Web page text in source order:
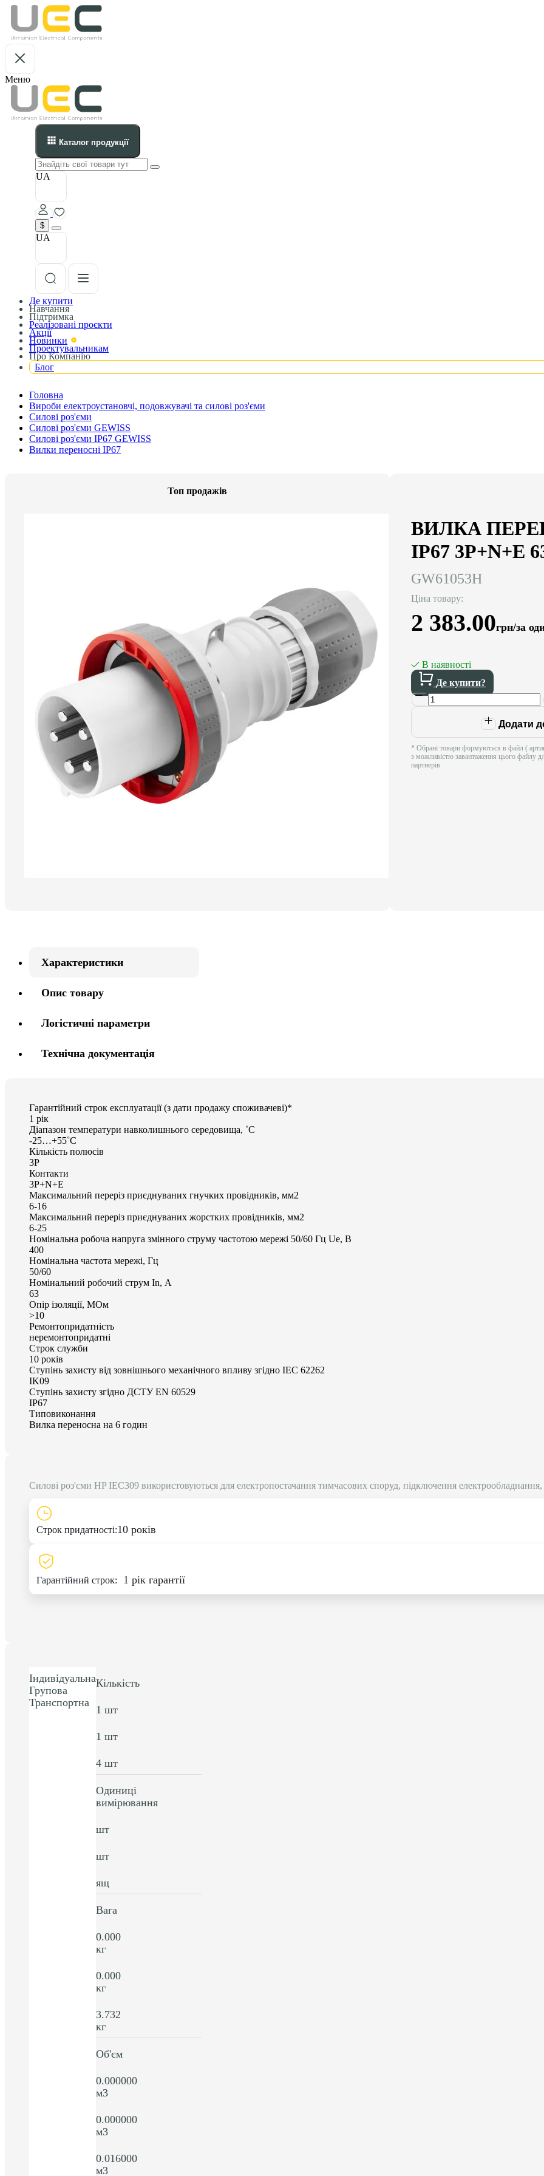
Меню
Каталог продукції
UA
$
UA
Де купити
Навчання
Підтримка
Реалізовані проєкти
Акції
Новинки
Проектувальникам
Про Компанію
Блог
Головна
Вироби електроустановчі, подовжувачі та силові роз'єми
Силові роз'єми
Силові роз'єми GEWISS
Силові роз'єми IP67 GEWISS
Вилки переносні ІР67
Топ продажів
ВИЛКА
IP67 3P+N+E
GW61053H
Ціна товару:
2 383.00грн/за
В наявності
Де купити?
Додати
* Обрані товари формуються в файл (
з можливістю завантаження цього файлу
партнерів
Характеристики
Опис товару
Логістичні параметри
Технічна документація
Гарантійний строк експлуатації (з дати продажу споживачеві)*
1 рік
Діапазон температури навколишнього середовища, ˚С
-25…+55˚С
Кількість полюсів
3P
Контакти
3P+N+E
Максимальний переріз приєднуваних гнучких провідників, мм2
6-16
Максимальний переріз приєднуваних жорстких провідників, мм2
6-25
Номінальна робоча напруга змінного струму частотою мережі 50/60 Гц Ue, В
400
Номінальна частота мережі, Гц
50/60
Номінальний робочий струм In, А
63
Опір ізоляції, МОм
>10
Ремонтопридатність
неремонтопридатні
Строк служби
10 років
Ступінь захисту від зовнішнього механічного впливу згідно IEC 62262
IK09
Ступінь захисту згідно ДСТУ EN 60529
IP67
Типовиконання
Вилка переносна на 6 годин
Силові роз'єми HP IEC309 використовуються для електропостачання тимчасових споруд, підключення електрообладнання,
Строк придатності:10 років
Гарантійний строк: 1 рік гарантії
Індивідуальна
Групова
Транспортна
Кількість
1 шт
1 шт
4 шт
Одиниці
вимірювання
шт
шт
ящ
Вага
0.000
кг
0.000
кг
3.732
кг
Об'єм
0.000000
м3
0.000000
м3
0.016000
м3